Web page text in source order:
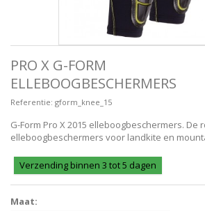
PRO X G-FORM
ELLEBOOGBESCHERMERS
Referentie: gform_knee_15
G-Form Pro X 2015 elleboogbeschermers. De
elleboogbeschermers voor landkite en
Verzending binnen 3 tot 5 dagen
Maat: